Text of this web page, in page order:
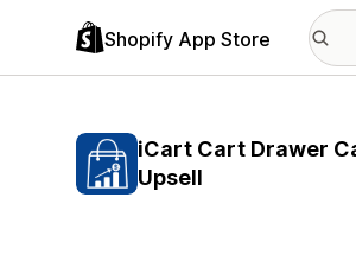
Shopify App Store
iCart Cart Drawer
Upsell